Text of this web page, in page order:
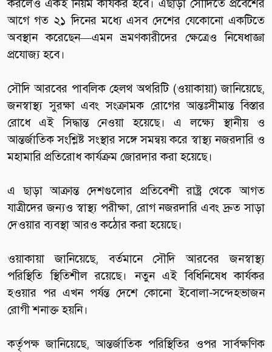
করলেও একই নিয়ম কার্যকর হবে। এছাড়া সৌদিতে প্রবেশের
আগে গত ২১ দিনের মধ্যে এসব দেশের যেকোনো একটিতে
অবস্থান করেছেন—এমন ভ্রমণকারীদের ক্ষেত্রেও নিষেধাজ্ঞা
প্রযোজ্য হবে।
সৌদি আরবের পাবলিক হেলথ অথরিটি (ওয়াকায়া) জানিয়েছে,
জনস্বাস্থ্য সুরক্ষা এবং সংক্রামক রোগের আন্তঃসীমান্ত বিস্তার
রোধে এই সিদ্ধান্ত নেওয়া হয়েছে। এ লক্ষ্যে স্থানীয় ও
আন্তর্জাতিক সংশ্লিষ্ট সংস্থার সঙ্গে সমন্বয় করে স্বাস্থ্য নজরদারি ও
মহামারি প্রতিরোধ কার্যক্রম জোরদার করা হয়েছে।
এ ছাড়া আক্রান্ত দেশগুলোর প্রতিবেশী রাষ্ট্র থেকে আগত
যাত্রীদের জন্যও স্বাস্থ্য পরীক্ষা, রোগ নজরদারি এবং দ্রুত সাড়া
দেওয়ার ব্যবস্থা আরও কঠোর করা হয়েছে।
ওয়াকায়া জানিয়েছে, বর্তমানে সৌদি আরবের জনস্বাস্থ্য
পরিস্থিতি স্থিতিশীল রয়েছে। নতুন এই বিধিনিষেধ কার্যকর
হওয়ার পর এখন পর্যন্ত দেশে কোনো ইবোলা-সন্দেহভাজন
রোগী শনাক্ত হয়নি।
কর্তৃপক্ষ জানিয়েছে, আন্তর্জাতিক পরিস্থিতির ওপর সার্বক্ষণিক